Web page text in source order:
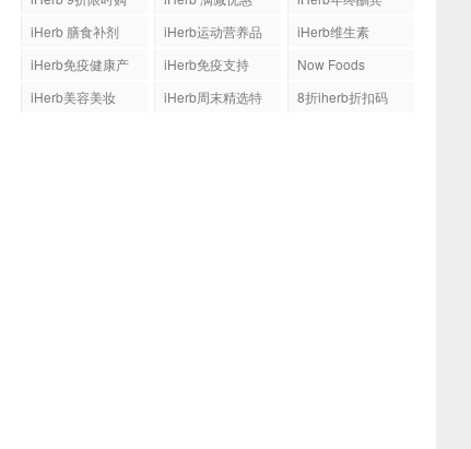
iHerb 膳食补剂
iHerb运动营养品
iHerb维生素
iHerb免疫健康产
iHerb免疫支持
Now Foods
iHerb美容美妆
iHerb周末精选特
8折iherb折扣码